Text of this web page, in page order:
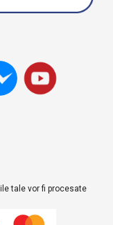
tale vor fi procesate